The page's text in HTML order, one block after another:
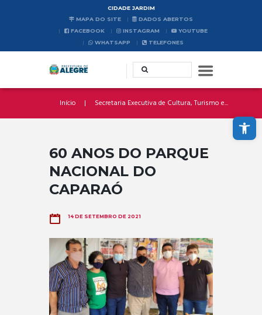
Abrir a barra de ferramentas
CIDADE JARDIM
MAPA DO SITE
DADOS ABERTOS
FACEBOOK
INSTAGRAM
YOUTUBE
WHATSAPP
TELEFONES
Início Secretaria Executiva de Cultura, Turismo e...
60 ANOS DO PARQUE
NACIONAL DO
CAPARAÓ
14 DE SETEMBRO DE 2021